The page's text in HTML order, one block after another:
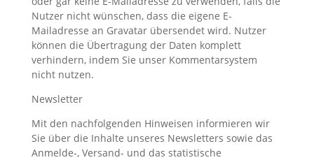
Nutzer nicht wünschen, dass die eigene E-
Mailadresse an Gravatar übersendet wird. Nutzer
können die Übertragung der Daten komplett
verhindern, indem Sie unser Kommentarsystem
nicht nutzen.
Newsletter
Mit den nachfolgenden Hinweisen informieren wir
Sie über die Inhalte unseres Newsletters sowie das
Anmelde-, Versand- und das statistische